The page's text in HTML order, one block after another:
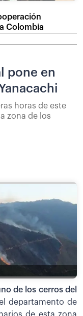
Colombia
pone en
horas de este
zona de los
de los cerros del
departamento de